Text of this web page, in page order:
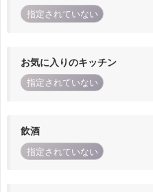
指定されていない
お気に入りのキッチン
指定されていない
飲酒
指定されていない